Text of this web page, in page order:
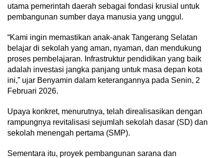
utama pemerintah daerah sebagai fondasi krusial untuk
pembangunan sumber daya manusia yang unggul.
“Kami ingin memastikan anak-anak Tangerang Selatan
belajar di sekolah yang aman, nyaman, dan mendukung
proses pembelajaran. Infrastruktur pendidikan yang baik
adalah investasi jangka panjang untuk masa depan kota
ini,” ujar Benyamin dalam keterangannya pada Senin, 2
Februari 2026.
Upaya konkret, menurutnya, telah direalisasikan dengan
rampungnya revitalisasi sejumlah sekolah dasar (SD) dan
sekolah menengah pertama (SMP).
Sementara itu, proyek pembangunan sarana dan